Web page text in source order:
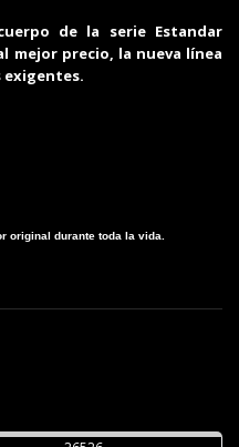
de la serie Estandar
mejor precio, la nueva línea
exigentes.
original durante toda la vida.